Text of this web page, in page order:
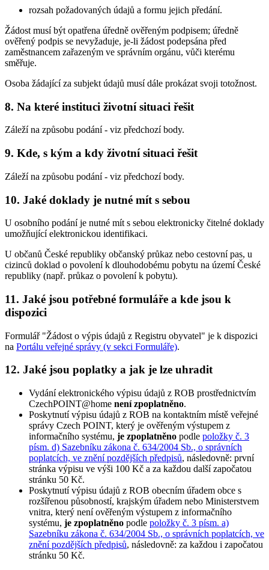
rozsah požadovaných údajů a formu jejich předání.
Žádost musí být opatřena úředně ověřeným podpisem; úředně
ověřený podpis se nevyžaduje, je-li žádost podepsána před
zaměstnancem zařazeným ve správním orgánu, vůči kterému
směřuje.
Osoba žádající za subjekt údajů musí dále prokázat svoji totožnost.
8. Na které instituci životní situaci řešit
Záleží na způsobu podání - viz předchozí body.
9. Kde, s kým a kdy životní situaci řešit
Záleží na způsobu podání - viz předchozí body.
10. Jaké doklady je nutné mít s sebou
U osobního podání je nutné mít s sebou elektronicky čitelné doklady
umožňující elektronickou identifikaci.
U občanů České republiky občanský průkaz nebo cestovní pas, u
cizinců doklad o povolení k dlouhodobému pobytu na území České
republiky (např. průkaz o povolení k pobytu).
11. Jaké jsou potřebné formuláře a kde jsou k
dispozici
Formulář "Žádost o výpis údajů z Registru obyvatel" je k dispozici
na Portálu veřejné správy (v sekci Formuláře).
12. Jaké jsou poplatky a jak je lze uhradit
Vydání elektronického výpisu údajů z ROB prostřednictvím
CzechPOINT@home není zpoplatněno.
Poskytnutí výpisu údajů z ROB na kontaktním místě veřejné
správy Czech POINT, který je ověřeným výstupem z
informačního systému, je zpoplatněno podle položky č. 3
písm. d) Sazebníku zákona č. 634/2004 Sb., o správních
poplatcích, ve znění pozdějších předpisů, následovně: první
stránka výpisu ve výši 100 Kč a za každou další započatou
stránku 50 Kč.
Poskytnutí výpisu údajů z ROB obecním úřadem obce s
rozšířenou působností, krajským úřadem nebo Ministerstvem
vnitra, který není ověřeným výstupem z informačního
systému, je zpoplatněno podle položky č. 3 písm. a)
Sazebníku zákona č. 634/2004 Sb., o správních poplatcích, ve
znění pozdějších předpisů, následovně: za každou i započatou
stránku 50 Kč.